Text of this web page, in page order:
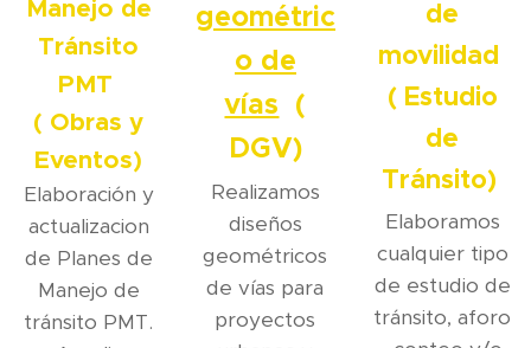
Manejo de
Tránsito
PMT
( Obras y
Eventos)
Elaboración y
actualizacion
de Planes de
Manejo de
tránsito PMT.
geométric
o de
vías (
DGV)
Realizamos
diseños
geométricos
de vías para
proyectos
de
movilidad
( Estudio
de
Tránsito)
Elaboramos
cualquier tipo
de estudio de
tránsito, aforo